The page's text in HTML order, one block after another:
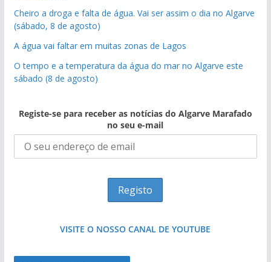
Cheiro a droga e falta de água. Vai ser assim o dia no Algarve
(sábado, 8 de agosto)
A água vai faltar em muitas zonas de Lagos
O tempo e a temperatura da água do mar no Algarve este
sábado (8 de agosto)
Registe-se para receber as notícias do Algarve Marafado
no seu e-mail
VISITE O NOSSO CANAL DE YOUTUBE